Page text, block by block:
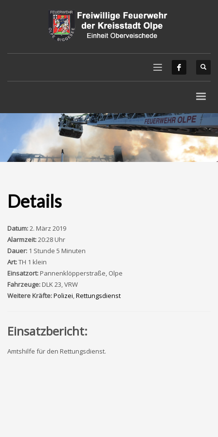
Details
Datum:2. März 2019
Alarmzeit:20:28 Uhr
Dauer: 1 Stunde 5 Minuten
Art:TH 1 klein
Einsatzort:Pannenklöpperstraße, Olpe
Fahrzeuge:DLK 23, VRW
Weitere Kräfte:Polizei,Rettungsdienst
Einsatzbericht:
Amtshilfe für den Rettungsdienst.